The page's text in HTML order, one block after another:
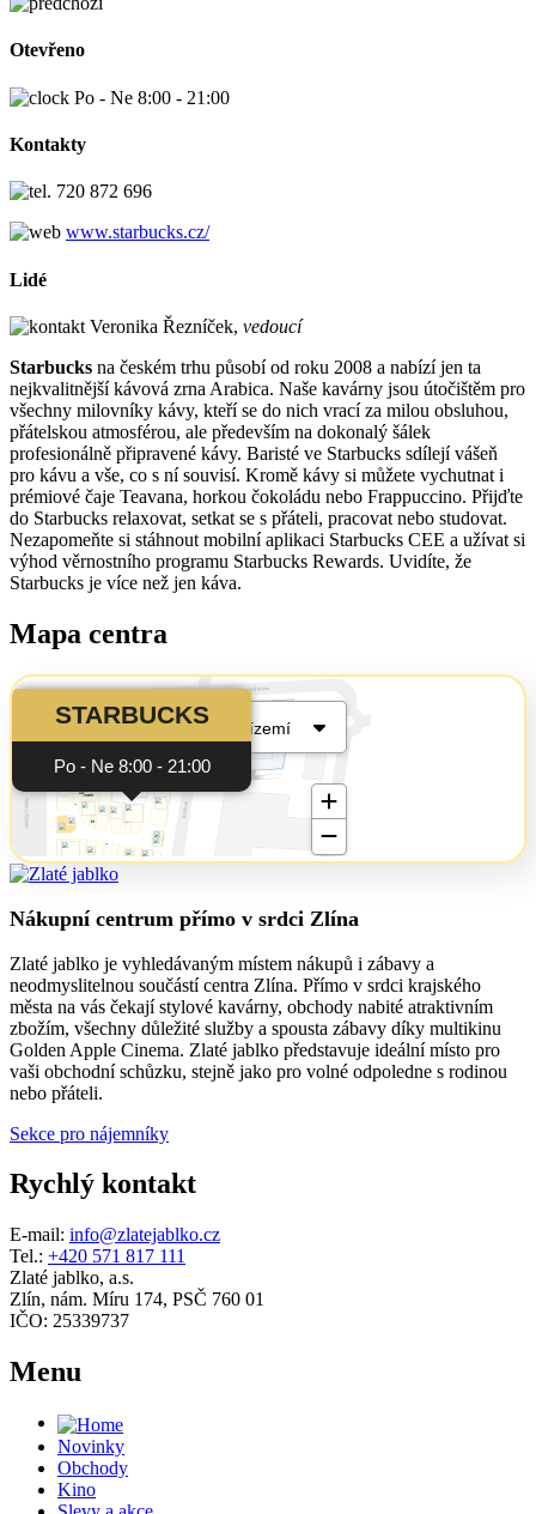
Otevřeno
Po - Ne 8:00 - 21:00
Kontakty
720 872 696
www.starbucks.cz/
Lidé
Veronika Řezníček, vedoucí
Starbucks na českém trhu působí od roku 2008 a nabízí jen ta
nejkvalitnější kávová zrna Arabica. Naše kavárny jsou útočištěm pro
všechny milovníky kávy, kteří se do nich vrací za milou obsluhou,
přátelskou atmosférou, ale především na dokonalý šálek
profesionálně připravené kávy. Baristé ve Starbucks sdílejí vášeň
pro kávu a vše, co s ní souvisí. Kromě kávy si můžete vychutnat i
prémiové čaje Teavana, horkou čokoládu nebo Frappuccino. Přijďte
do Starbucks relaxovat, setkat se s přáteli, pracovat nebo studovat.
Nezapomeňte si stáhnout mobilní aplikaci Starbucks CEE a užívat si
výhod věrnostního programu Starbucks Rewards. Uvidíte, že
Starbucks je více než jen káva.
Mapa centra
Nákupní centrum přímo v srdci Zlína
Zlaté jablko je vyhledávaným místem nákupů i zábavy a
neodmyslitelnou součástí centra Zlína. Přímo v srdci krajského
města na vás čekají stylové kavárny, obchody nabité atraktivním
zbožím, všechny důležité služby a spousta zábavy díky multikinu
Golden Apple Cinema. Zlaté jablko představuje ideální místo pro
vaši obchodní schůzku, stejně jako pro volné odpoledne s rodinou
nebo přáteli.
Sekce pro nájemníky
Rychlý kontakt
E-mail: info@zlatejablko.cz
Tel.: +420 571 817 111
Zlaté jablko, a.s.
Zlín, nám. Míru 174, PSČ 760 01
IČO: 25339737
Menu
Novinky
Obchody
Kino